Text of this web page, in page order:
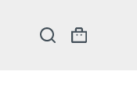
Carrello